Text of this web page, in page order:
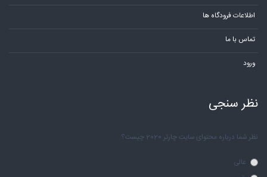
اطلاعات فرودگاه ها
تماس با ما
ورود
نظر سنجی
نظر شما درباره محتوای سایت چارتر 2020 چیست؟
عالی